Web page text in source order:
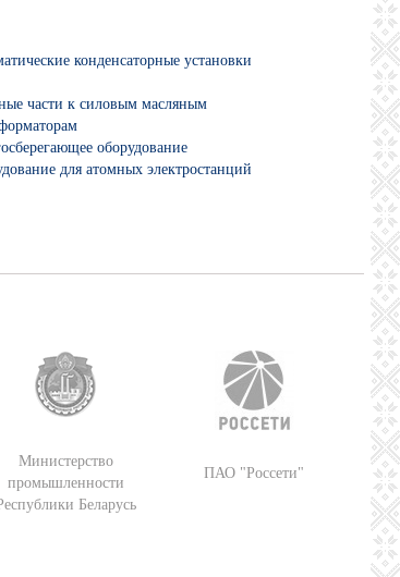
конденсаторные установки
части к силовым масляным
оборудование
для атомных электростанций
Министерство
промышленности
Беларусь
ПАО "Россети"